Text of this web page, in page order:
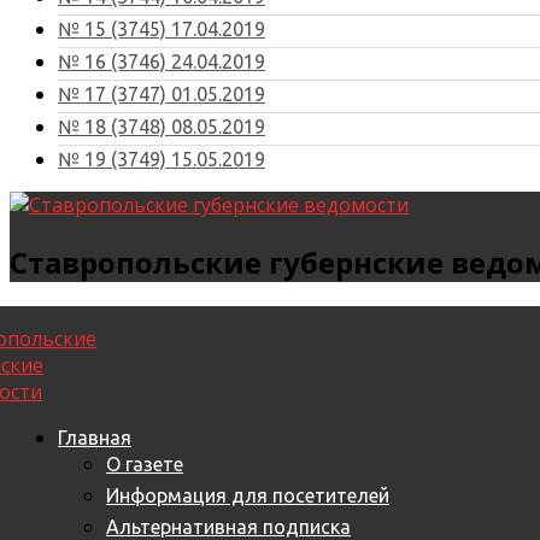
№ 15 (3745) 17.04.2019
№ 16 (3746) 24.04.2019
№ 17 (3747) 01.05.2019
№ 18 (3748) 08.05.2019
№ 19 (3749) 15.05.2019
Ставропольские губернские
Главная
О газете
Информация для посетителей
Альтернативная подписка